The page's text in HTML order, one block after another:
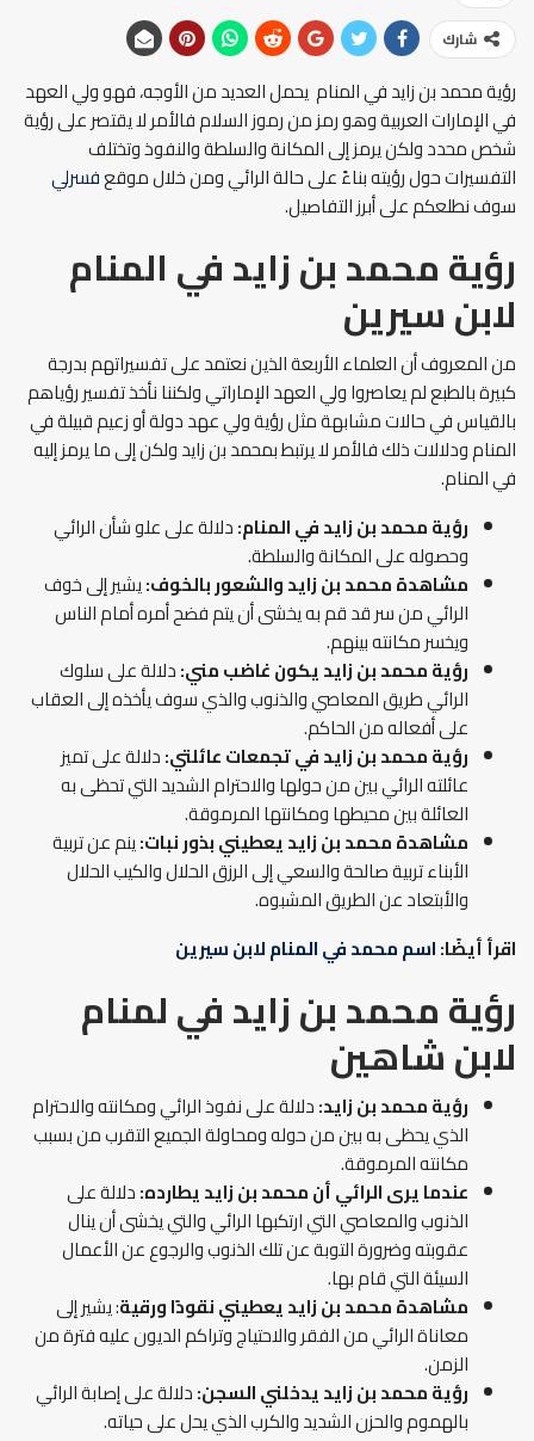
شارك
رؤية محمد بن زايد في المنام يحمل العديد من الأوجه، فهو ولي العهد
في الإمارات العربية وهو رمز من رموز السلام فالأمر لا يقتصر على رؤية
شخص محدد ولكن يرمز إلى المكانة والسلطة والنفوذ وتختلف
التفسيرات حول رؤيته بناءً على حالة الرائي ومن خلال موقعفسرلي
سوف نطلعكم على أبرز التفاصيل.
رؤية محمد بن زايد في المنام
لابن سيرين
من المعروف أن العلماء الأربعة الذين نعتمد على تفسيراتهم بدرجة
كبيرة بالطبع لم يعاصروا ولي العهد الإماراتي ولكننا نأخذ تفسير رؤياهم
بالقياس في حالات مشابهة مثل رؤية ولي عهد دولة أو زعيم قبيلة في
المنام ودلالات ذلك فالأمر لا يرتبط بمحمد بن زايد ولكن إلى ما يرمز إليه
في المنام.
رؤية محمد بن زايد في المنام:دلالة على علو شأن الرائي
وحصوله على المكانة والسلطة.
مشاهدة محمد بن زايد والشعور بالخوف:يشير إلى خوف
الرائي من سر قد قم به يخشى أن يتم فضح أمره أمام الناس
ويخسر مكانته بينهم.
رؤية محمد بن زايد يكون غاضب مني:دلالة على سلوك
الرائي طريق المعاصي والذنوب والذي سوف يأخذه إلى العقاب
على أفعاله من الحاكم.
رؤية محمد بن زايد في تجمعات عائلتي:دلالة على تميز
عائلته الرائي بين من حولها والاحترام الشديد التي تحظى به
العائلة بين محيطها ومكانتها المرموقة.
مشاهدة محمد بن زايد يعطيني بذور نبات:ينم عن تربية
الأبناء تربية صالحة والسعي إلى الرزق الحلال والكيب الحلال
والأبتعاد عن الطريق المشبوه.
اقرأ أيضًا:اسم محمد في المنام لابن سيرين
رؤية محمد بن زايد في لمنام
لابن شاهين
رؤية محمد بن زايد:دلالة على نفوذ الرائي ومكانته والاحترام
الذي يحظى به بين من حوله ومحاولة الجميع التقرب من بسبب
مكانته المرموقة.
عندما يرى الرائي أن محمد بن زايد يطارده:دلالة على
الذنوب والمعاصي التي ارتكبها الرائي والتي يخشى أن ينال
عقوبته وضرورة التوبة عن تلك الذنوب والرجوع عن الأعمال
السيئة التي قام بها.
مشاهدة محمد بن زايد يعطيني نقودًا ورقية: يشير إلى
معاناة الرائي من الفقر والاحتياج وتراكم الديون عليه فترة من
الزمن.
رؤية محمد بن زايد يدخلني السجن:دلالة على إصابة الرائي
بالهموم والحزن الشديد والكرب الذي يحل على حياته.